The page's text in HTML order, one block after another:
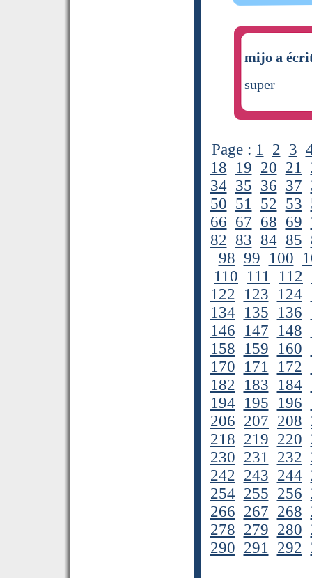
mijo a
super
Page : 1 2 3
18 19 20 21
34 35 36 37
50 51 52 53
66 67 68 69
82 83 84 85
98 99 100
110 111 112
122 123 124
134 135 136
146 147 148
158 159 160
170 171 172
182 183 184
194 195 196
206 207 208
218 219 220
230 231 232
242 243 244
254 255 256
266 267 268
278 279 280
290 291 292